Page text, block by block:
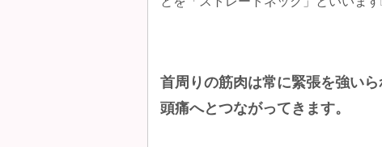
首周りの筋肉は常に緊張を強い
頭痛へとつながってきます。